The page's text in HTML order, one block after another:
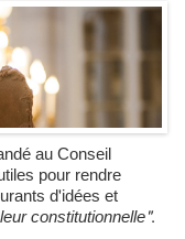
au Conseil
pour rendre
d'idées et
constitutionnelle".